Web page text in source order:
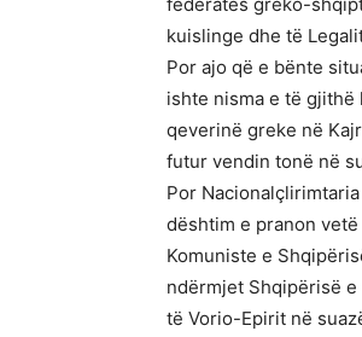
kuislinge dhe të
Por ajo që e bënte
ishte nisma e të
qeverinë greke në
futur vendin tonë në
Por
dështim e pranon vetë
Komuniste e
ndërmjet Shqipërisë
të Vorio-Epirit në